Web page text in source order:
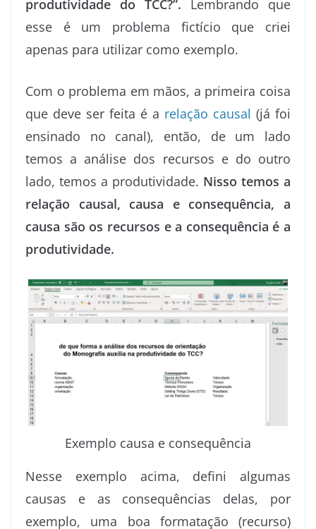
produtividade do TCC?”. Lembrando que
esse é um problema fictício que criei
apenas para utilizar como exemplo.
Com o problema em mãos, a primeira coisa
que deve ser feita é a relação causal (já foi
ensinado no canal), então, de um lado
temos a análise dos recursos e do outro
lado, temos a produtividade. Nisso temos a
relação causal, causa e consequência, a
causa são os recursos e a consequência é a
produtividade.
Exemplo causa e consequência
Nesse exemplo acima, defini algumas
causas e as consequências delas, por
exemplo, uma boa formatação (recurso)